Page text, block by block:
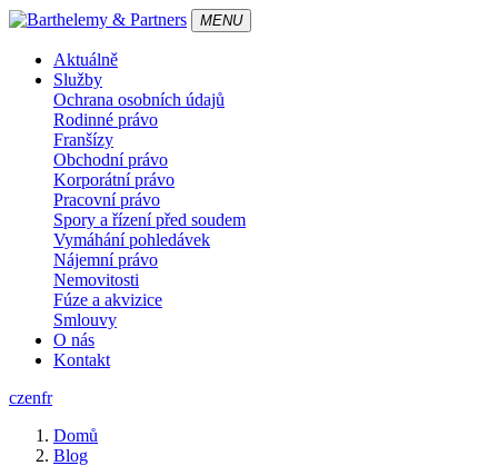
MENU
Aktuálně
Služby
Ochrana osobních údajů
Rodinné právo
Franšízy
Obchodní právo
Korporátní právo
Pracovní právo
Spory a řízení před soudem
Vymáhání pohledávek
Nájemní právo
Nemovitosti
Fúze a akvizice
Smlouvy
O nás
Kontakt
czenfr
Domů
Blog